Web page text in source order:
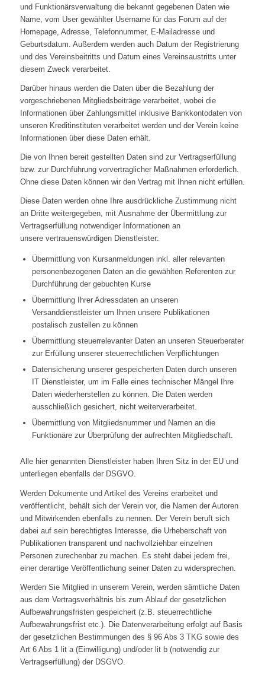
und Funktionärsverwaltung die bekannt gegebenen Daten wie
Name, vom User gewählter Username für das Forum auf der
Homepage, Adresse, Telefonnummer, E-Mailadresse und
Geburtsdatum. Außerdem werden auch Datum der Registrierung
und des Vereinsbeitritts und Datum eines Vereinsaustritts unter
diesem Zweck verarbeitet.
Darüber hinaus werden die Daten über die Bezahlung der
vorgeschriebenen Mitgliedsbeiträge verarbeitet, wobei die
Informationen über Zahlungsmittel inklusive Bankkontodaten von
unseren Kreditinstituten verarbeitet werden und der Verein keine
Informationen über diese Daten erhält.
Die von Ihnen bereit gestellten Daten sind zur Vertragserfüllung
bzw. zur Durchführung vorvertraglicher Maßnahmen erforderlich.
Ohne diese Daten können wir den Vertrag mit Ihnen nicht erfüllen.
Diese Daten werden ohne Ihre ausdrückliche Zustimmung nicht
an Dritte weitergegeben, mit Ausnahme der Übermittlung zur
Vertragserfüllung notwendiger Informationen an
unsere vertrauenswürdigen Dienstleister:
Übermittlung von Kursanmeldungen inkl. aller relevanten
personenbezogenen Daten an die gewählten Referenten zur
Durchführung der gebuchten Kurse
Übermittlung Ihrer Adressdaten an unseren
Versanddienstleister um Ihnen unsere Publikationen
postalisch zustellen zu können
Übermittlung steuerrelevanter Daten an unseren Steuerberater
zur Erfüllung unserer steuerrechtlichen Verpflichtungen
Datensicherung unserer gespeicherten Daten durch unseren
IT Dienstleister, um im Falle eines technischer Mängel Ihre
Daten wiederherstellen zu können. Die Daten werden
ausschließlich gesichert, nicht weiterverarbeitet.
Übermittlung von Mitgliedsnummer und Namen an die
Funktionäre zur Überprüfung der aufrechten Mitgliedschaft.
Alle hier genannten Dienstleister haben Ihren Sitz in der EU und
unterliegen ebenfalls der DSGVO.
Werden Dokumente und Artikel des Vereins erarbeitet und
veröffentlicht, behält sich der Verein vor, die Namen der Autoren
und Mitwirkenden ebenfalls zu nennen. Der Verein beruft sich
dabei auf sein berechtigtes Interesse, die Urheberschaft von
Publikationen transparent und nachvollziehbar einzelnen
Personen zurechenbar zu machen. Es steht dabei jedem frei,
einer derartige Veröffentlichung seiner Daten zu widersprechen.
Werden Sie Mitglied in unserem Verein, werden sämtliche Daten
aus dem Vertragsverhältnis bis zum Ablauf der gesetzlichen
Aufbewahrungsfristen gespeichert (z.B. steuerrechtliche
Aufbewahrungsfrist etc.). Die Datenverarbeitung erfolgt auf Basis
der gesetzlichen Bestimmungen des § 96 Abs 3 TKG sowie des
Art 6 Abs 1 lit a (Einwilligung) und/oder lit b (notwendig zur
Vertragserfüllung) der DSGVO.